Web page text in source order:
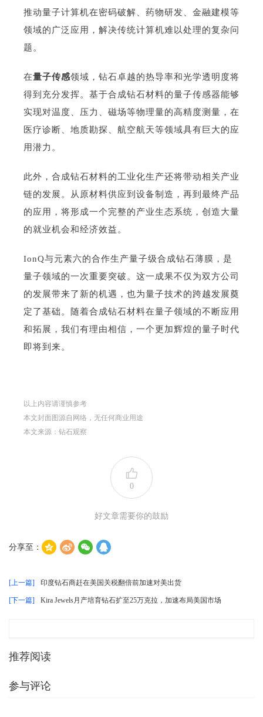
推动量子计算机在密码破解、药物研发、金融建模等
领域的广泛应用，解决传统计算机难以处理的复杂问
题。
在量子传感领域，钻石卓越的热导率和光学透明度将
得到充分发挥。基于合成钻石材料的量子传感器能够
实现对温度、压力、磁场等物理量的高精度测量，在
医疗诊断、地质勘探、航空航天等领域具有巨大的应
用潜力。
此外，合成钻石材料的工业化生产还将带动相关产业
链的发展。从原材料供应到设备制造，再到最终产品
的应用，将形成一个完整的产业生态系统，创造大量
的就业机会和经济效益。
IonQ与元素六的合作生产量子级合成钻石薄膜，是
量子领域的一次重要突破。这一成果不仅为双方公司
的发展带来了新的机遇，也为量子技术的跨越发展奠
定了基础。随着合成钻石材料在量子领域的不断应用
和拓展，我们有理由相信，一个更加辉煌的量子时代
即将到来。
以上内容请谨慎参考
本文封面图源自网络，无任何商业用途
本文来源：钻石观察
0
好文章需要你的鼓励
分享至：
[上一篇] 印度钻石商赶在美国关税翻倍前加速对美出货
[下一篇] Kira Jewels月产培育钻石扩至25万克拉，加速布局美国市场
推荐阅读
参与评论